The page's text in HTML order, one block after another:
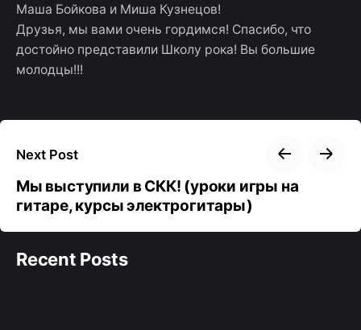
Маша Бойкова и Миша Кузнецов!
Друзья, мы вами очень гордимся! Спасибо, что
достойно представили Школу рока! Вы большие
молодцы!!!
Next Post
Мы выступили в СКК! (уроки игры на
гитаре, курсы электрогитары)
Recent Posts